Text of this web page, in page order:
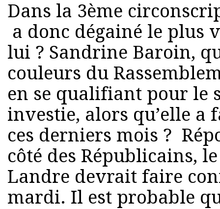
Dans la 3ème
a donc dégainé le plus
lui ? Sandrine Baroin,
couleurs du
en se qualifiant pour le
investie, alors qu’elle a
ces derniers mois ?
côté des Républicains,
Landre devrait faire
mardi. Il est probable